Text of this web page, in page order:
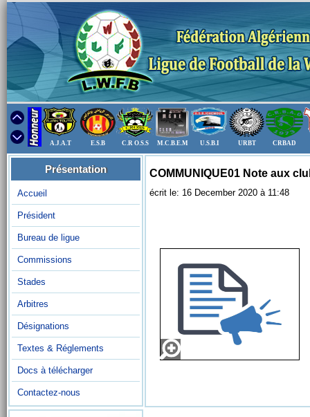
A.J.A.T E.S.B C.R O.S.S M.C.B.E.M U.S.B.I URBT CRBAD
Présentation
Accueil
Président
Bureau de ligue
Commissions
Stades
Arbitres
Désignations
Textes & Réglements
Docs à télécharger
Contactez-nous
COMMUNIQUE01 Note aux
écrit le: 16 December 2020 à 11:48